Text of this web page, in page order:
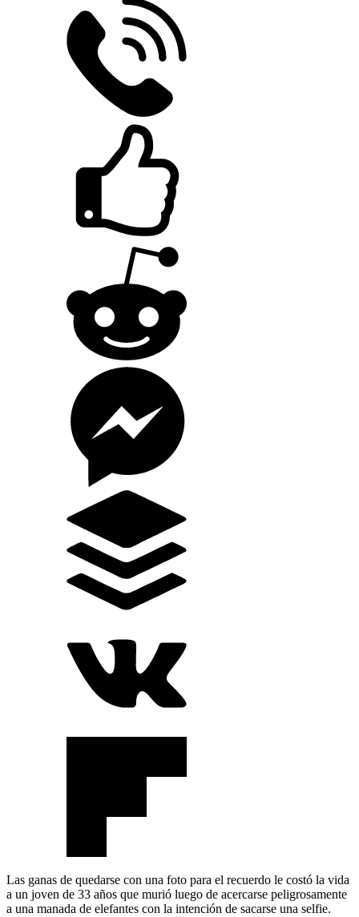
Las ganas de quedarse con una foto para el recuerdo le costó la vida
a un joven de 33 años que murió luego de acercarse peligrosamente
a una manada de elefantes con la intención de sacarse una selfie.